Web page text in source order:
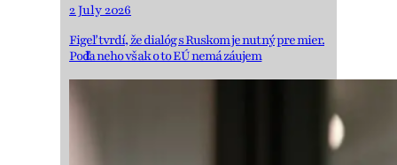
2 July 2026
Figeľ tvrdí, že dialóg s Ruskom je nutný pre mier.
Podľa neho však o to EÚ nemá záujem